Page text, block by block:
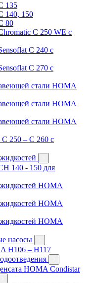
135
140, 150
80
C 250 WE с
C 240 с
C 270 с
стали HOMA
стали HOMA
стали HOMA
250 – C 260 с
140 - 150 для
HOMA
HOMA
HOMA
насосы
H106 – H117
HOMA Condistar